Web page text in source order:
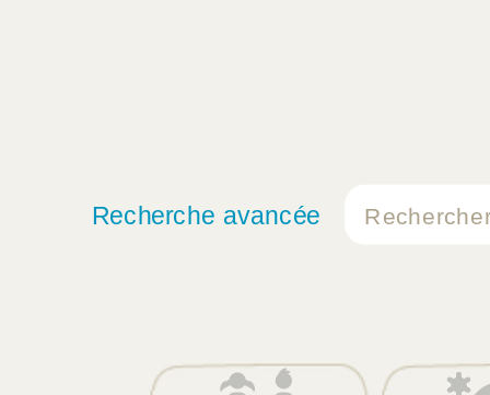
Recherche avancée